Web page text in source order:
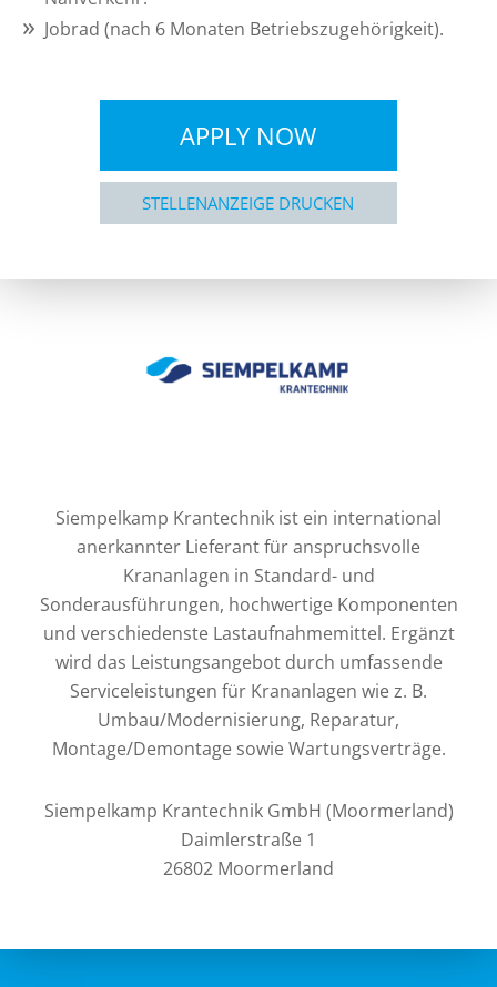
Siempelkamp Krantechnik ist ein international
anerkannter Lieferant für anspruchsvolle
Krananlagen in Standard- und
Sonderausführungen, hochwertige Komponenten
und verschiedenste Lastaufnahmemittel. Ergänzt
wird das Leistungsangebot durch umfassende
Serviceleistungen für Krananlagen wie z. B.
Umbau/Modernisierung, Reparatur,
Montage/Demontage sowie Wartungsverträge.
Siempelkamp Krantechnik GmbH (Moormerland)
Daimlerstraße 1
26802 Moormerland
Jobrad (nach 6 Monaten Betriebszugehörigkeit).
APPLY NOW
STELLENANZEIGE DRUCKEN